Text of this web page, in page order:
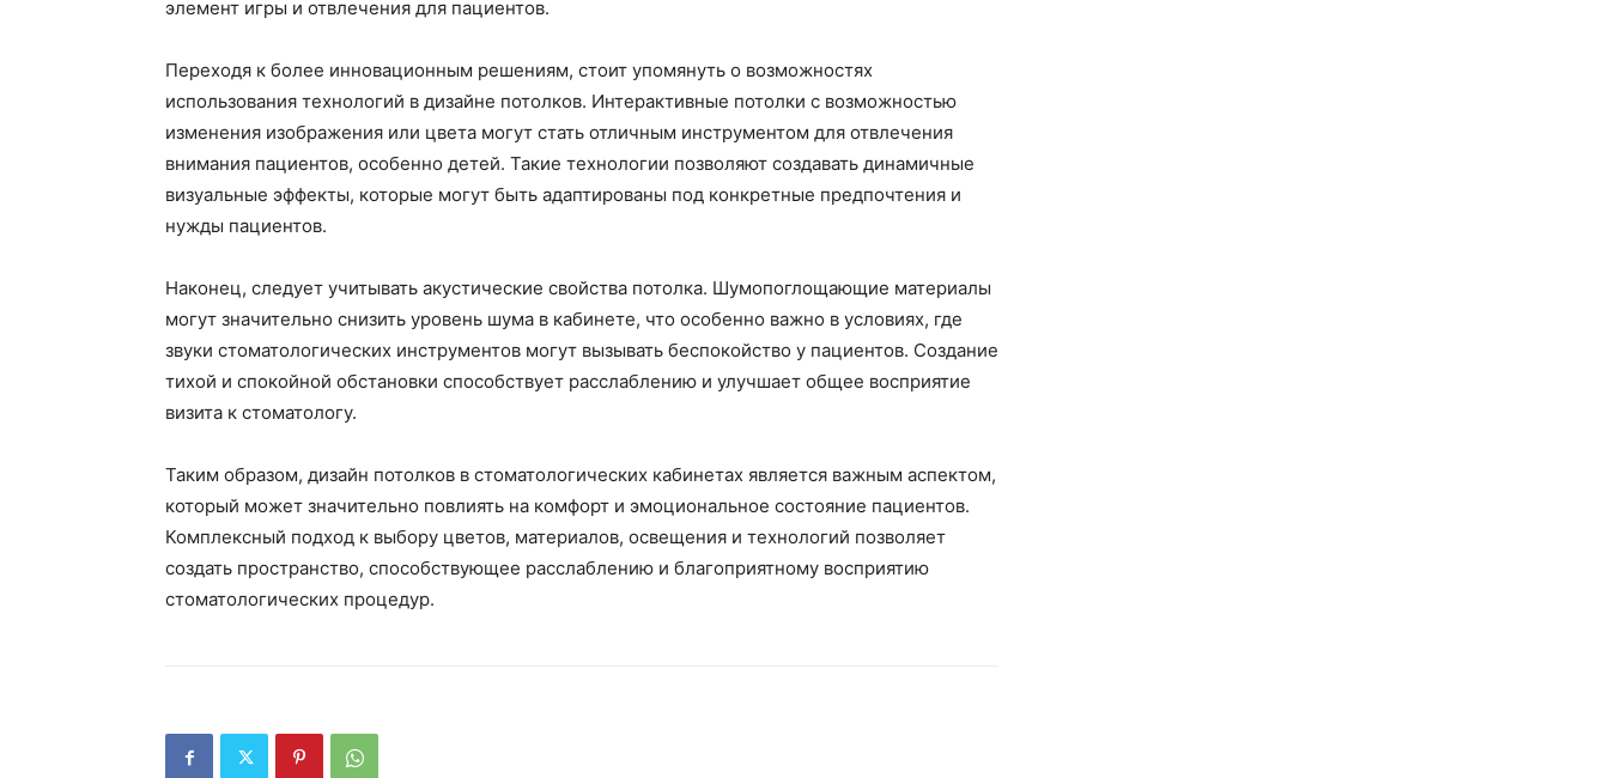
элемент игры и отвлечения для пациентов.
Переходя к более инновационным решениям, стоит упомянуть о возможностях
использования технологий в дизайне потолков. Интерактивные потолки с возможностью
изменения изображения или цвета могут стать отличным инструментом для отвлечения
внимания пациентов, особенно детей. Такие технологии позволяют создавать динамичные
визуальные эффекты, которые могут быть адаптированы под конкретные предпочтения и
нужды пациентов.
Наконец, следует учитывать акустические свойства потолка. Шумопоглощающие материалы
могут значительно снизить уровень шума в кабинете, что особенно важно в условиях, где
звуки стоматологических инструментов могут вызывать беспокойство у пациентов. Создание
тихой и спокойной обстановки способствует расслаблению и улучшает общее восприятие
визита к стоматологу.
Таким образом, дизайн потолков в стоматологических кабинетах является важным аспектом,
который может значительно повлиять на комфорт и эмоциональное состояние пациентов.
Комплексный подход к выбору цветов, материалов, освещения и технологий позволяет
создать пространство, способствующее расслаблению и благоприятному восприятию
стоматологических процедур.